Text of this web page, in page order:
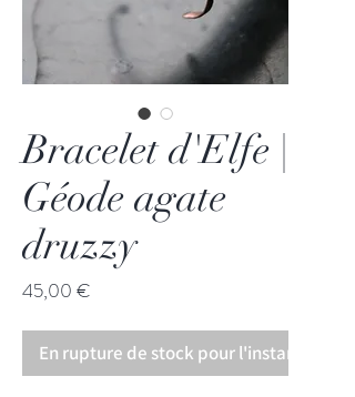
Bracelet d'Elfe |
Géode agate
druzzy
45,00 €
En rupture de stock pour l'instant!